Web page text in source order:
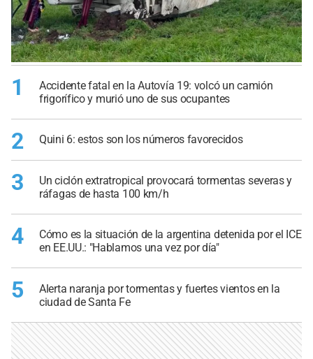
1
Accidente fatal en la Autovía 19: volcó un camión
frigorífico y murió uno de sus ocupantes
2 Quini 6: estos son los números favorecidos
3
Un ciclón extratropical provocará tormentas severas y
ráfagas de hasta 100 km/h
4
Cómo es la situación de la argentina detenida por el ICE
en EE.UU.: "Hablamos una vez por día"
5
Alerta naranja por tormentas y fuertes vientos en la
ciudad de Santa Fe